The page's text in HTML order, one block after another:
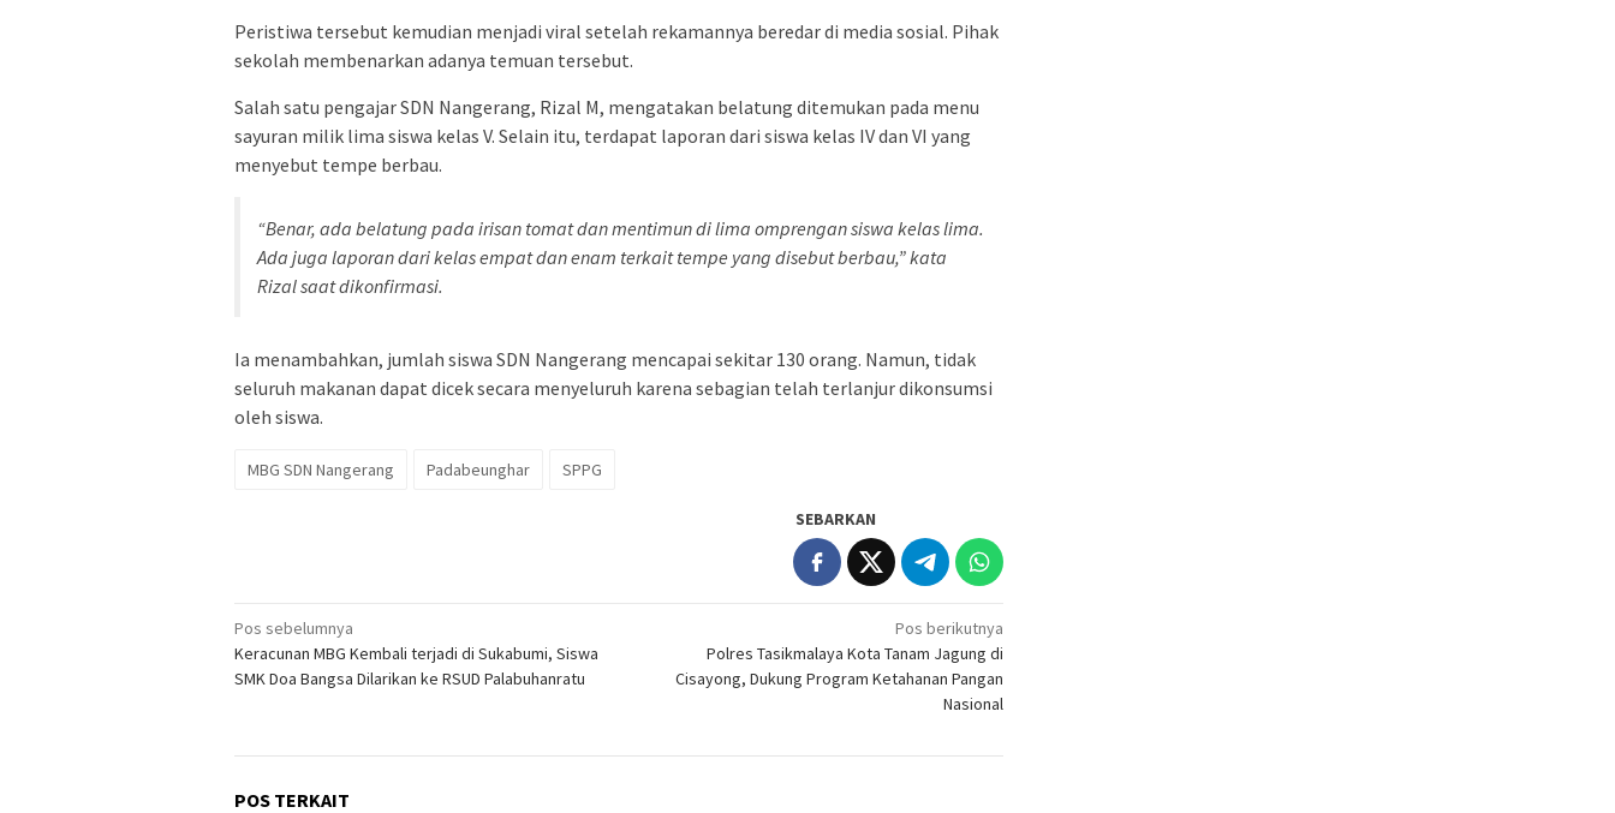
Peristiwa tersebut kemudian menjadi viral setelah rekamannya beredar di media sosial. Pihak
sekolah membenarkan adanya temuan tersebut.
Salah satu pengajar SDN Nangerang, Rizal M, mengatakan belatung ditemukan pada menu
sayuran milik lima siswa kelas V. Selain itu, terdapat laporan dari siswa kelas IV dan VI yang
menyebut tempe berbau.
“Benar, ada belatung pada irisan tomat dan mentimun di lima omprengan siswa kelas lima.
Ada juga laporan dari kelas empat dan enam terkait tempe yang disebut berbau,” kata
Rizal saat dikonfirmasi.
Ia menambahkan, jumlah siswa SDN Nangerang mencapai sekitar 130 orang. Namun, tidak
seluruh makanan dapat dicek secara menyeluruh karena sebagian telah terlanjur dikonsumsi
oleh siswa.
MBG SDN Nangerang Padabeunghar SPPG
SEBARKAN
Navigasi
pos
Pos sebelumnya
Keracunan MBG Kembali terjadi di Sukabumi, Siswa
SMK Doa Bangsa Dilarikan ke RSUD Palabuhanratu
Pos berikutnya
Polres Tasikmalaya Kota Tanam Jagung di
Cisayong, Dukung Program Ketahanan Pangan
Nasional
POS TERKAIT